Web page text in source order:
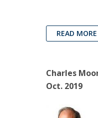
READ MORE
Charles
Oct. 2019